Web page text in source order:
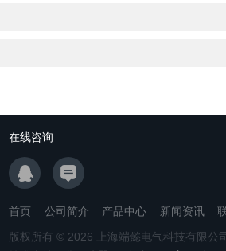
在线咨询
首页 公司简介 产品中心 新闻资讯
版权所有 © 2026 上海端懿电气科技有限公司